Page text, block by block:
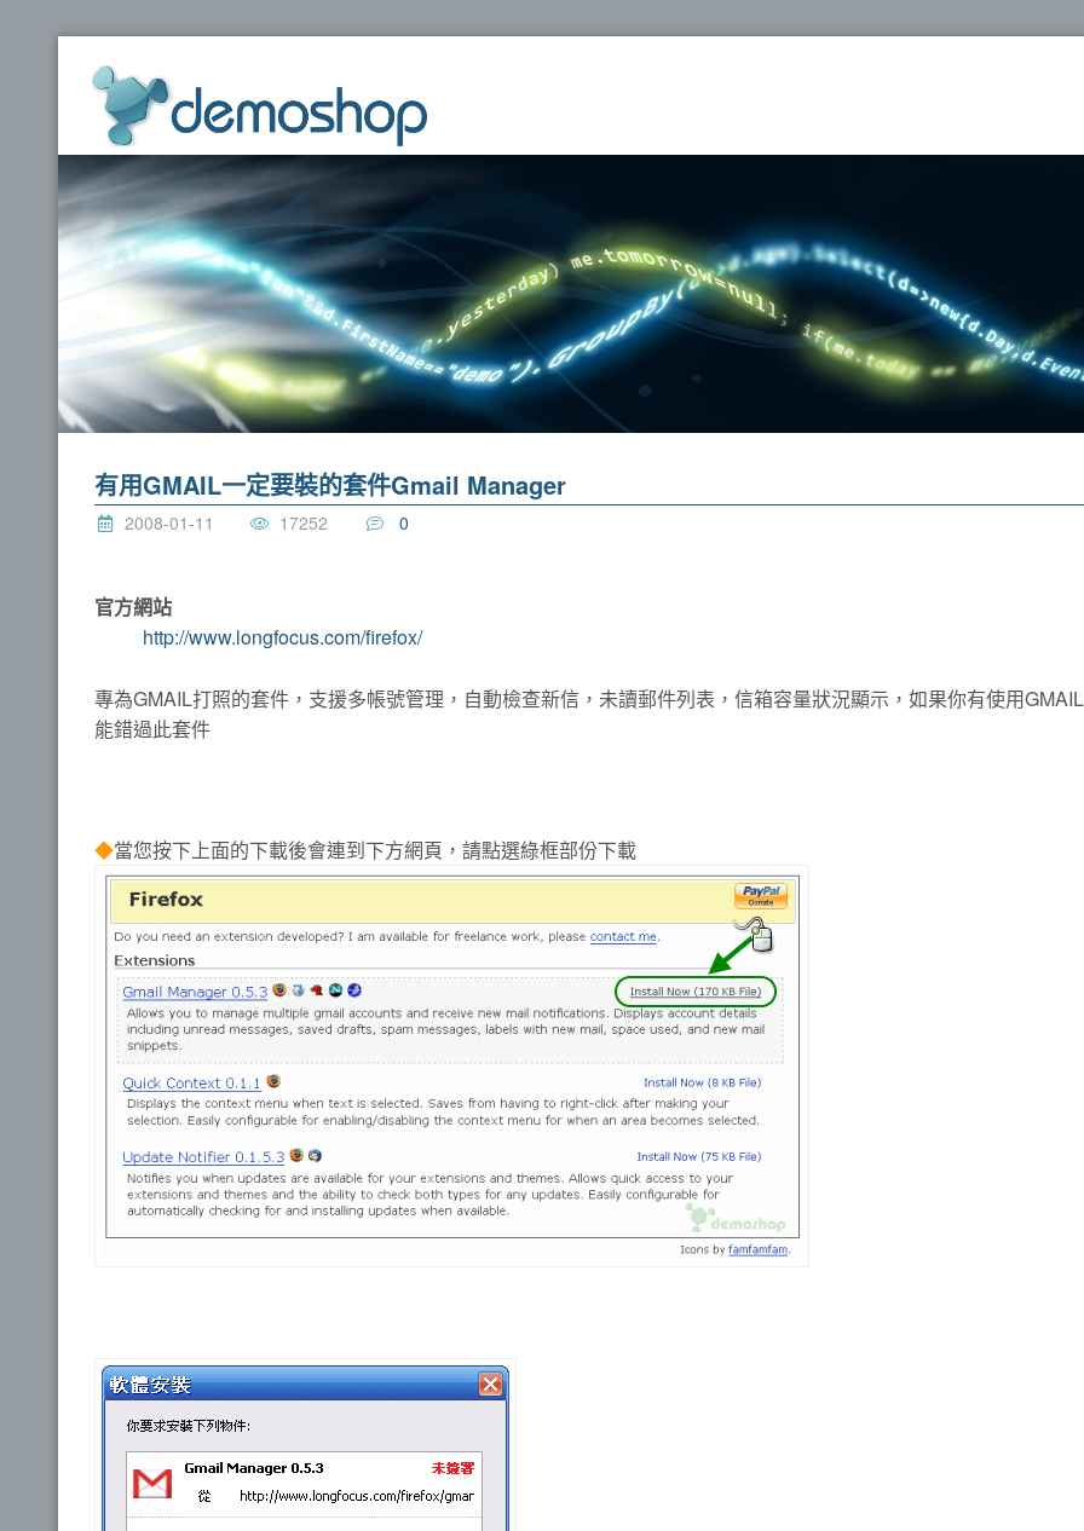
有用GMAIL一定要裝的套件Gmail Manager
2008-01-11 17252 0
官方網站
http://www.longfocus.com/firefox/
專為GMAIL打照的套件，支援多帳號管理，自動檢查新信，未讀郵件列表，信箱容量狀況顯示，如果你有使用
能錯過此套件
◆當您按下上面的下載後會連到下方網頁，請點選綠框部份下載